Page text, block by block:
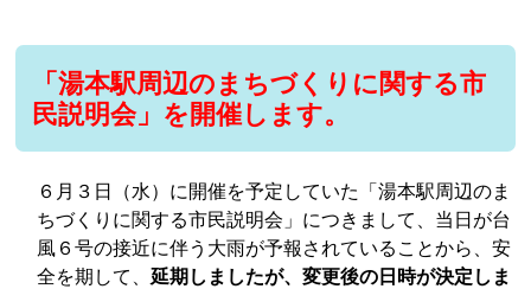
「湯本駅周辺のまちづくりに関する市
民説明会」を開催します。
６月３日（水）に開催を予定していた「湯本駅周辺のま
ちづくりに関する市民説明会」につきまして、当日が台
風６号の接近に伴う大雨が予報されていることから、安
全を期して、延期しましたが、変更後の日時が決定しま